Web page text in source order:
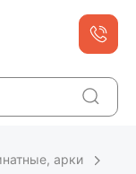
арки